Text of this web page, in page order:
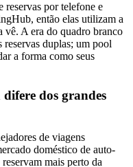
reservas por telefone e
então elas utilizam a
vê. A era do quadro branco
reservas duplas; um pool
a forma como seus
dos grandes
de viagens
doméstico de auto-
mais perto da